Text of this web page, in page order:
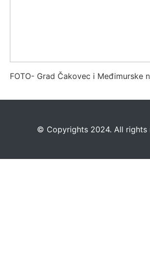
FOTO- Grad Čakovec i Međimurske
©️ Copyrights 2024. All rights